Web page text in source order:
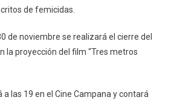
de femicidas.
de noviembre se realizará el cierre del
la proyección del film “Tres metros
las 19 en el Cine Campana y contará